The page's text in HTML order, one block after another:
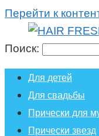
Перейти к
Поиск:
Для детей
Для свадьбы
Прически для
Прически звезд